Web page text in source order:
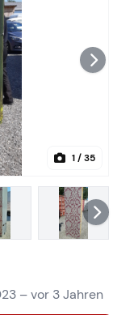
1/ 35
– vor 3 Jahren